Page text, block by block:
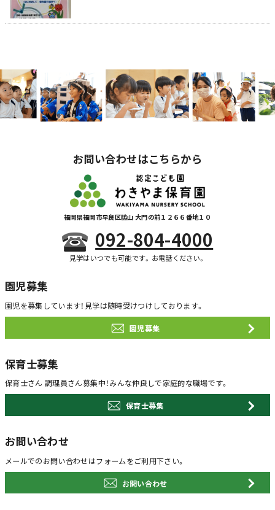
お問い合わせはこちらから
福岡県福岡市早良区脇山 大門の前１２６６番地１０
092-804-4000
見学はいつでも可能です。お電話ください。
園児募集
園児を募集しています！ 見学は随時受けつけしております。
園児募集
保育士募集
保育士さん 調理員さん募集中！みんな仲良しで家庭的な職場です。
保育士募集
お問い合わせ
メールでのお問い合わせはフォームをご利用下さい。
お問い合わせ